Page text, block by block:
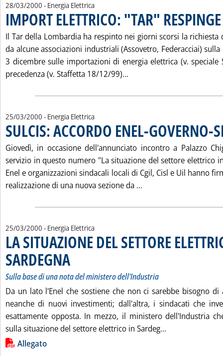
28/03/2000 - Energia Elettrica
IMPORT ELETTRICO: "TAR"
. Pubblicata martedì 28 marzo 2000 alle 14.56.
Il Tar della Lombardia ha respinto nei giorni scorsi la richiesta
da alcune associazioni industriali (Assovetro, Federacciai)
3 dicembre sulle importazioni di energia elettrica (v.
precedenza (v. Staffetta 18/12/99)...
25/03/2000 - Energia Elettrica
SULCIS: ACCORDO ENEL-GOVERNO-
Giovedì, in occasione dell'annunciato incontro a Palazzo
servizio in questo numero "La situazione del settore elettrico
Enel e organizzazioni sindacali locali di Cgil, Cisl e Uil hanno
realizzazione di una nuova sezione da ...
25/03/2000 - Energia Elettrica
LA SITUAZIONE DEL SETTORE
SARDEGNA
Sulla base di una nota del ministero dell'Industria
Da un lato l'Enel che sostiene che non ci sarebbe bisogno
neanche di nuovi investimenti; dall'altra, i sindacati che
esattamente opposta. In mezzo, il ministero dell'Industria
sulla situazione del settore elettrico in Sardeg...
Lista allegati PDF alla notizia
Allegato